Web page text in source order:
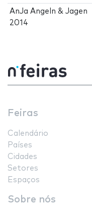
AnJa Angeln & Jagen
2014
Feiras
Calendário
Países
Cidades
Setores
Espaços
Sobre nós